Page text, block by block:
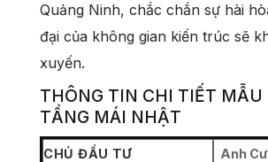
Quảng Ninh, chắc chắn sự hài
đại của không gian kiến trúc sẽ
xuyến.
THÔNG TIN CHI TIẾT MẪU
TẦNG MÁI NHẬT
CHỦ ĐẦU TƯ
Anh